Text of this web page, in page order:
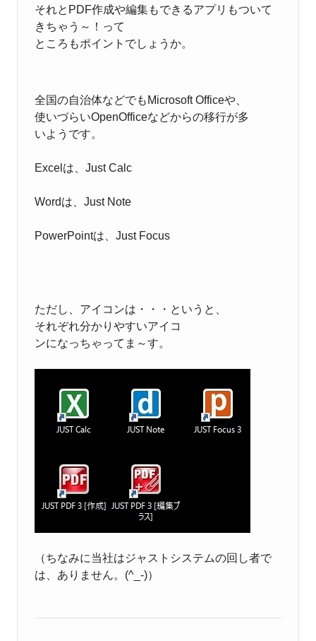
それとPDF作成や編集もできるアプリもついて
きちゃう～！って
ところもポイントでしょうか。
全国の自治体などでもMicrosoft Officeや、
使いづらいOpenOfficeなどからの移行が多
いようです。
Excelは、Just Calc
Wordは、Just Note
PowerPointは、Just Focus
ただし、アイコンは・・・というと、
それぞれ分かりやすいアイコ
ンになっちゃってま～す。
（ちなみに当社はジャストシステムの回し者で
は、ありません。(^_-)）